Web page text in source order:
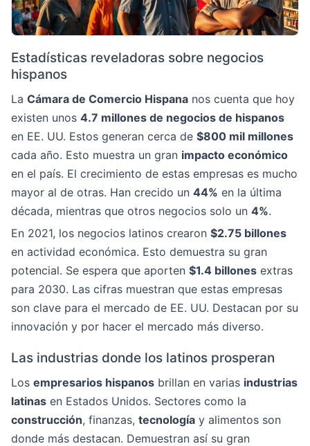
Estadísticas reveladoras sobre negocios
hispanos
La Cámara de Comercio Hispana nos cuenta que hoy
existen unos 4.7 millones de negocios de hispanos
en EE. UU. Estos generan cerca de $800 mil millones
cada año. Esto muestra un gran impacto económico
en el país. El crecimiento de estas empresas es mucho
mayor al de otras. Han crecido un 44% en la última
década, mientras que otros negocios solo un 4%.
En 2021, los negocios latinos crearon $2.75 billones
en actividad económica. Esto demuestra su gran
potencial. Se espera que aporten $1.4 billones extras
para 2030. Las cifras muestran que estas empresas
son clave para el mercado de EE. UU. Destacan por su
innovación y por hacer el mercado más diverso.
Las industrias donde los latinos prosperan
Los empresarios hispanos brillan en varias industrias
latinas en Estados Unidos. Sectores como la
construcción, finanzas, tecnología y alimentos son
donde más destacan. Demuestran así su gran